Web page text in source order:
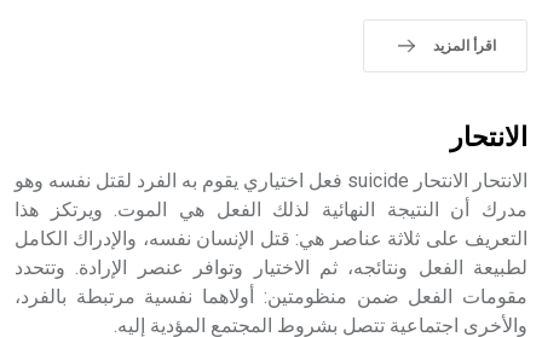
اقرأ المزيد
الانتحار
الانتحار الانتحار suicide فعل اختياري يقوم به الفرد لقتل نفسه وهو
مدرك أن النتيجة النهائية لذلك الفعل هي الموت. ويرتكز هذا
التعريف على ثلاثة عناصر هي: قتل الإنسان نفسه، والإدراك الكامل
لطبيعة الفعل ونتائجه، ثم الاختيار وتوافر عنصر الإرادة. وتتحدد
مقومات الفعل ضمن منظومتين: أولاهما نفسية مرتبطة بالفرد،
والأخرى اجتماعية تتصل بشروط المجتمع المؤدية إليه.